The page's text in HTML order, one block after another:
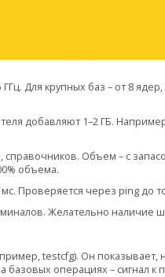
Для крупных баз – от 8
добавляют 1–2 ГБ.
Объем – с
объема.
Проверяется через ping до
Желательно наличие
testcfg). Он показывает,
операциях – сигнал к